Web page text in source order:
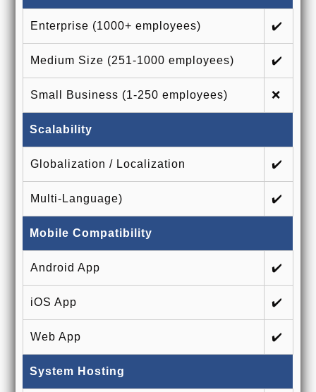
Enterprise (1000+ employees) ✔️
Medium Size (251-1000 employees) ✔️
Small Business (1-250 employees) ❌
Scalability
Globalization / Localization ✔️
Multi-Language) ✔️
Mobile Compatibility
Android App ✔️
iOS App ✔️
Web App ✔️
System Hosting